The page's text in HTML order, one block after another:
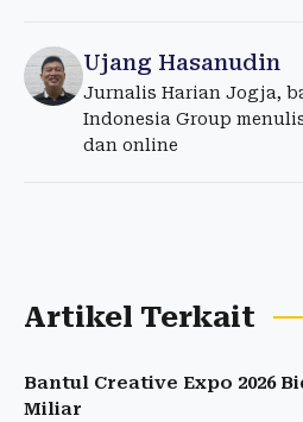
Ujang Hasanudin
Jurnalis Harian Jogja,
Indonesia Group
dan online
Artikel Terkait
Bantul Creative Expo 2026
Miliar